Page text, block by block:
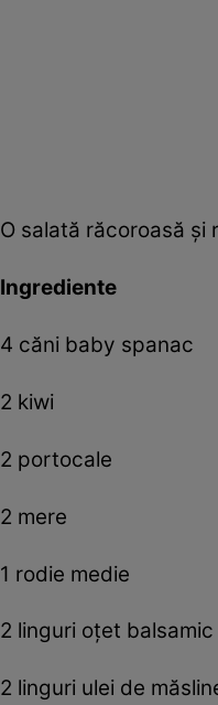
O salată răcoroasă
Ingrediente
4 căni baby spanac
2 kiwi
2 portocale
2 mere
1 rodie medie
2 linguri oțet balsamic
2 linguri ulei de